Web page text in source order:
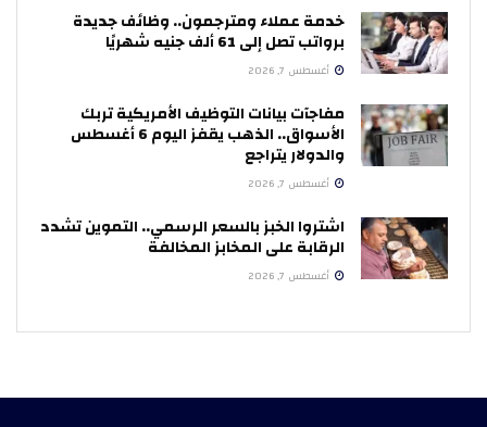
خدمة عملاء ومترجمون.. وظائف جديدة
برواتب تصل إلى 61 ألف جنيه شهريًا
أغسطس 7, 2026
مفاجآت بيانات التوظيف الأمريكية تربك
الأسواق.. الذهب يقفز اليوم 6 أغسطس
والدولار يتراجع
أغسطس 7, 2026
اشتروا الخبز بالسعر الرسمي.. التموين تشدد
الرقابة على المخابز المخالفة
أغسطس 7, 2026